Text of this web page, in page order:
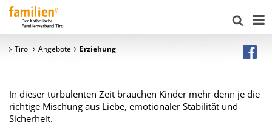
Tirol Angebote Erziehung
In dieser turbulenten Zeit brauchen Kinder mehr denn je die
richtige Mischung aus Liebe, emotionaler Stabilität und
Sicherheit.